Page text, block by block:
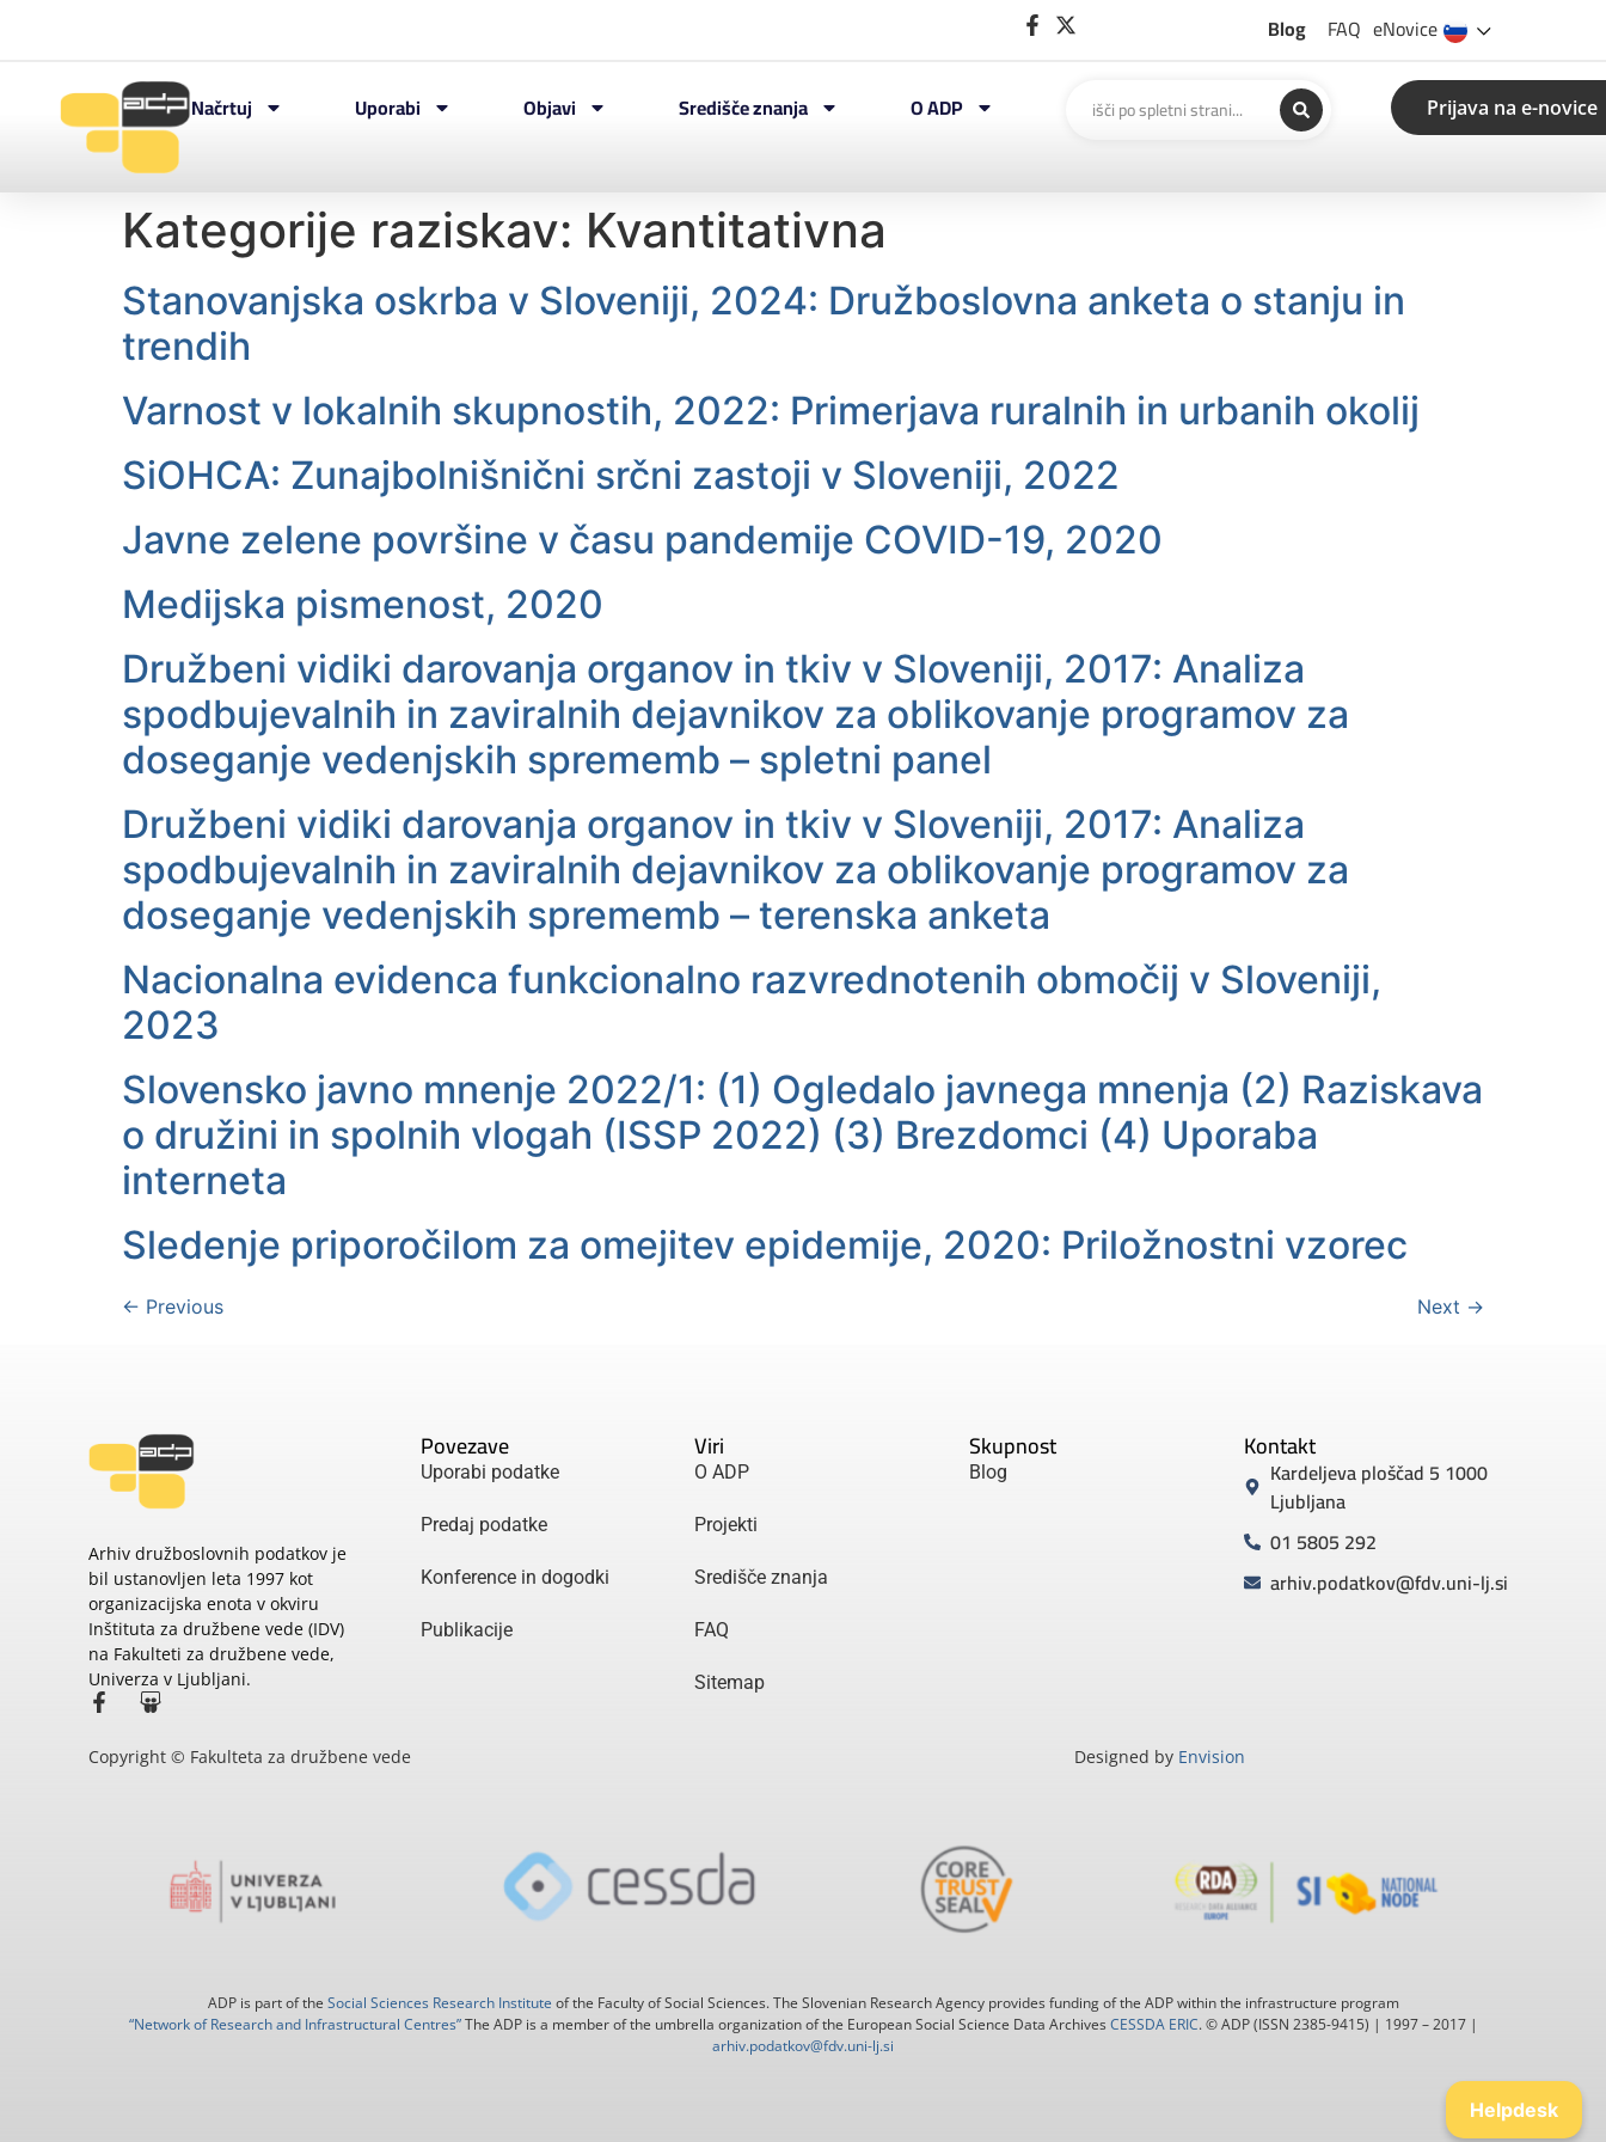
Helpdesk
Blog FAQ eNovice
Načrtuj Uporabi Objavi Središče znanja O ADP Prijava na e-novice
Kategorije raziskav: Kvantitativna
Stanovanjska oskrba v Sloveniji, 2024: Družboslovna anketa o stanju in
trendih
Varnost v lokalnih skupnostih, 2022: Primerjava ruralnih in urbanih okolij
SiOHCA: Zunajbolnišnični srčni zastoji v Sloveniji, 2022
Javne zelene površine v času pandemije COVID-19, 2020
Medijska pismenost, 2020
Družbeni vidiki darovanja organov in tkiv v Sloveniji, 2017: Analiza
spodbujevalnih in zaviralnih dejavnikov za oblikovanje programov za
doseganje vedenjskih sprememb – spletni panel
Družbeni vidiki darovanja organov in tkiv v Sloveniji, 2017: Analiza
spodbujevalnih in zaviralnih dejavnikov za oblikovanje programov za
doseganje vedenjskih sprememb – terenska anketa
Nacionalna evidenca funkcionalno razvrednotenih območij v Sloveniji,
2023
Slovensko javno mnenje 2022/1: (1) Ogledalo javnega mnenja (2) Raziskava
o družini in spolnih vlogah (ISSP 2022) (3) Brezdomci (4) Uporaba
interneta
Sledenje priporočilom za omejitev epidemije, 2020: Priložnostni vzorec
← Previous Next →
Arhiv družboslovnih podatkov je
bil ustanovljen leta 1997 kot
organizacijska enota v okviru
Inštituta za družbene vede (IDV)
na Fakulteti za družbene vede,
Univerza v Ljubljani.
Povezave
Uporabi podatke
Predaj podatke
Konference in dogodki
Publikacije
Viri
O ADP
Projekti
Središče znanja
FAQ
Sitemap
Skupnost
Blog
Kontakt
Kardeljeva ploščad 5 1000
Ljubljana
01 5805 292
arhiv.podatkov@fdv.uni-lj.si
Copyright © Fakulteta za družbene vede Designed by Envision
ADP is part of the Social Sciences Research Institute of the Faculty of Social Sciences. The Slovenian Research Agency provides funding of the ADP within the infrastructure program
“Network of Research and Infrastructural Centres”The ADP is a member of the umbrella organization of the European Social Science Data Archives CESSDA ERIC. © ADP (ISSN 2385-9415) | 1997 – 2017 |
arhiv.podatkov@fdv.uni-lj.si